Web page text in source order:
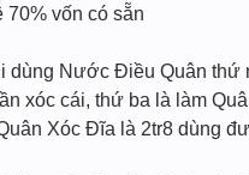
vốn có sẵn
Nước Điều Quân thứ
xóc cái, thứ ba là làm
Xóc Đĩa là 2tr8 dùng